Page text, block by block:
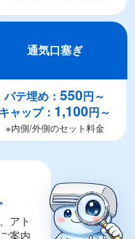
通気口塞ぎ
パテ埋め：550円～
キャップ： 1,100円～
※内側/外側のセット料金
アト
案内